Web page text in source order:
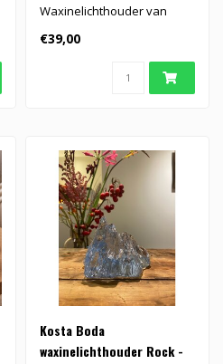
Waxinelichthouder van
Mats Jonasson combineert
sfeervol kaarslicht..
€39,00
Kosta Boda
waxinelichthouder Rock -